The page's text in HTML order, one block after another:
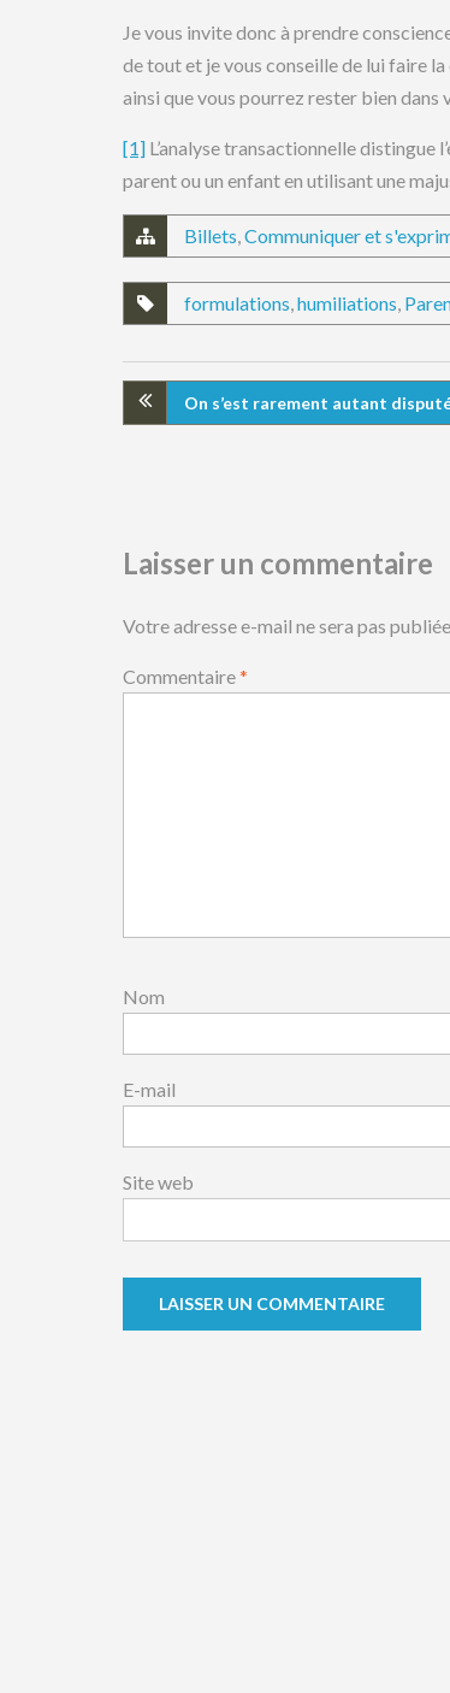
Je vous invite donc à prendre
de tout et je vous conseille de lui faire la
ainsi que vous pourrez rester bien dans
[1] L’analyse transactionnelle distingue
parent ou un enfant en utilisant une
Billets,Communiquer et
formulations,humiliations,
On s’est rarement autant
Laisser un commentaire
Votre adresse e-mail ne sera pas
Commentaire*
Nom
E-mail
Site web